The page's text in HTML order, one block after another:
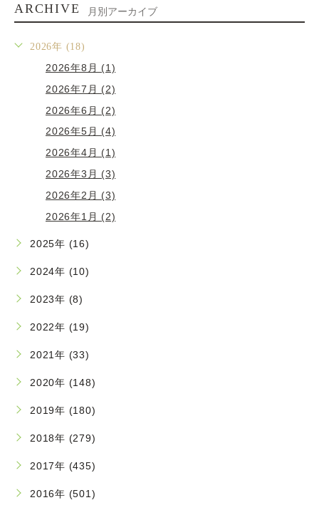
ARCHIVE 月別アーカイブ
2026年 (18)
2026年8月 (1)
2026年7月 (2)
2026年6月 (2)
2026年5月 (4)
2026年4月 (1)
2026年3月 (3)
2026年2月 (3)
2026年1月 (2)
2025年 (16)
2024年 (10)
2023年 (8)
2022年 (19)
2021年 (33)
2020年 (148)
2019年 (180)
2018年 (279)
2017年 (435)
2016年 (501)